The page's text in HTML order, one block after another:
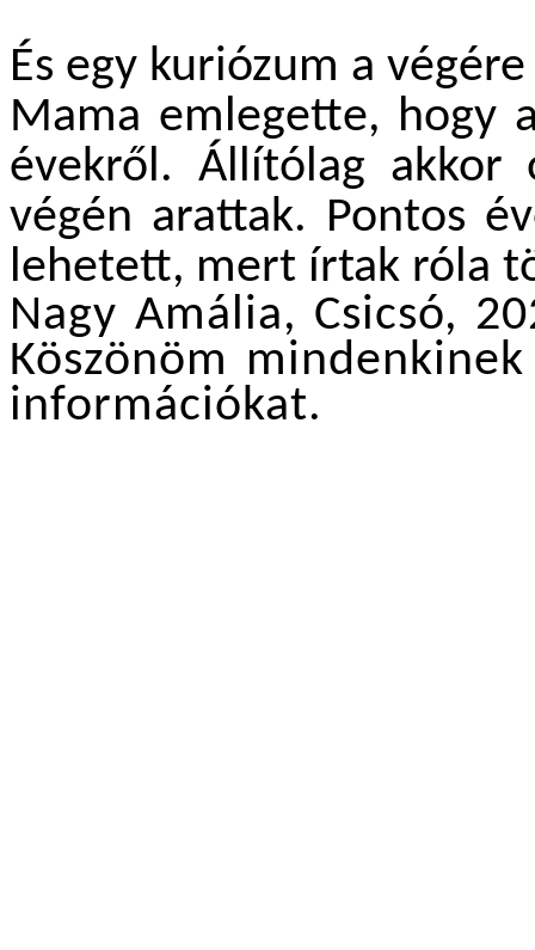
És egy kuriózum a
Mama emlegette, hogy
évekről. Állítólag
végén arattak. Pontos
lehetett, mert írtak róla
Nagy Amália, Csicsó,
Köszönöm
információkat.